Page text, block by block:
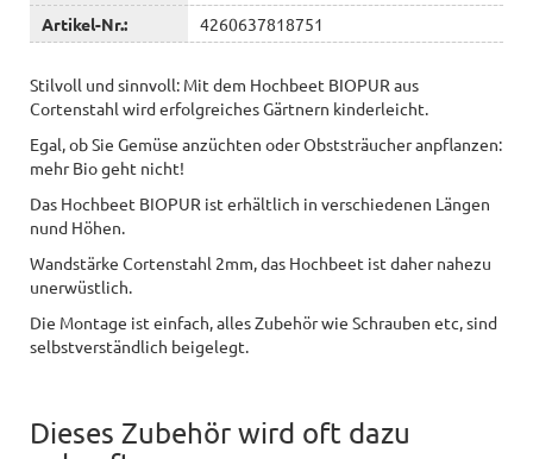
Artikel-Nr.:
4260637818751
Stilvoll und sinnvoll: Mit dem Hochbeet BIOPUR aus
Cortenstahl wird erfolgreiches Gärtnern kinderleicht.
Egal, ob Sie Gemüse anzüchten oder Obststräucher anpflanzen:
mehr Bio geht nicht!
Das Hochbeet BIOPUR ist erhältlich in verschiedenen Längen
nund Höhen.
Wandstärke Cortenstahl 2mm, das Hochbeet ist daher nahezu
unerwüstlich.
Die Montage ist einfach, alles Zubehör wie Schrauben etc, sind
selbstverständlich beigelegt.
Dieses Zubehör wird oft dazu